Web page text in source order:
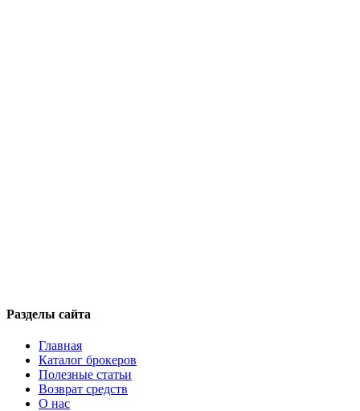
Разделы сайта
Главная
Каталог брокеров
Полезные статьи
Возврат средств
О нас